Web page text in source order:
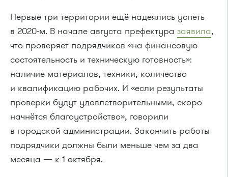
Первые три территории ещё надеялись успеть
в 2020-м. В начале августа префектура заявила,
что проверяет подрядчиков «на финансовую
состоятельность и техническую готовность»:
наличие материалов, техники, количество
и квалификацию рабочих. И «если результаты
проверки будут удовлетворительными, скоро
начнётся благоустройство», говорили
в городской администрации. Закончить работы
подрядчики должны были меньше чем за два
месяца — к 1 октября.